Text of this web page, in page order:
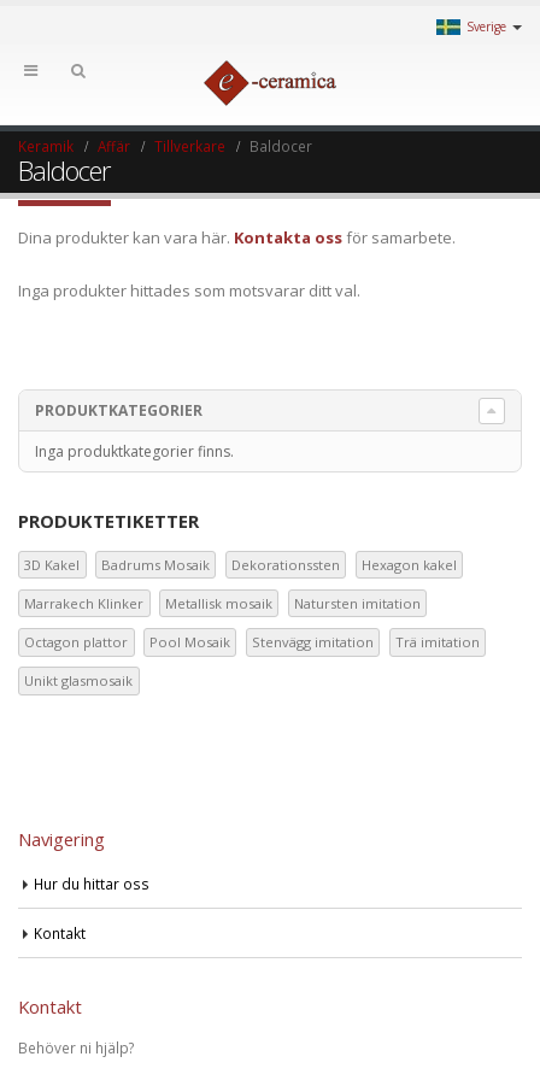
Sverige
Keramik Affär Tillverkare Baldocer
Baldocer
Dina produkter kan vara här. Kontakta ossför samarbete.
Inga produkter hittades som motsvarar ditt val.
PRODUKTKATEGORIER
Inga produktkategorier finns.
PRODUKTETIKETTER
3D Kakel Badrums Mosaik Dekorationssten Hexagon kakel
Marrakech Klinker Metallisk mosaik Natursten imitation
Octagon plattor Pool Mosaik Stenvägg imitation Trä imitation
Unikt glasmosaik
Navigering
Hur du hittar oss
Kontakt
Kontakt
Behöver ni hjälp?